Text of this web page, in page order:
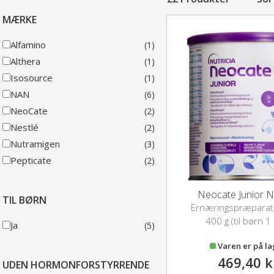
MÆRKE
Alfamino (1)
Althera (1)
Isosource (1)
NAN (6)
NeoCate (2)
Nestlé (2)
Nutramigen (3)
Pepticate (2)
TIL BØRN
Ja (5)
UDEN HORMONFORSTYRRENDE
Neocate Junior
400 g (til børn 1
Varen er på
469,40